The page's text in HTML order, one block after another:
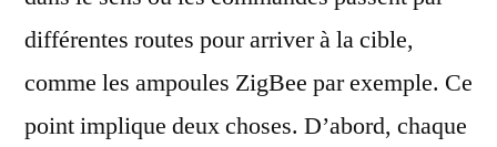
différentes routes pour arriver à la cible,
comme les ampoules ZigBee par exemple. Ce
point implique deux choses. D’abord, chaque